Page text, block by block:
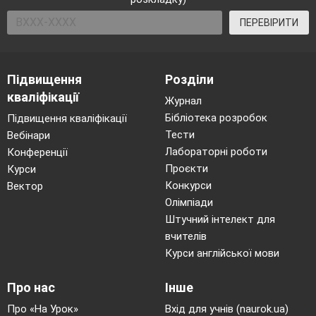
ПЕРЕВІРИТИ
Підвищення
кваліфікації
Підвищення кваліфікації
Вебінари
Конференції
Курси
Вектор
Розділи
Журнал
Бібліотека розробок
Тести
Лабораторні роботи
Проєкти
Конкурси
Олімпіади
Штучний інтелект для
вчителів
Курси англійської мови
Про нас
Про «На Урок»
Інше
Вхід для учнів (naurok.ua)